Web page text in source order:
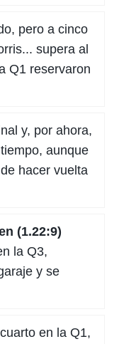
pero a cinco
supera al
Q1 reservaron
y, por ahora,
aunque
hacer vuelta
(1.22:9)
la Q3,
y se
en la Q1,